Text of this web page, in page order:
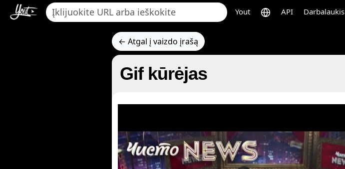
Yout API Darbalaukis
← Atgal į vaizdo įrašą
Gif kūrėjas